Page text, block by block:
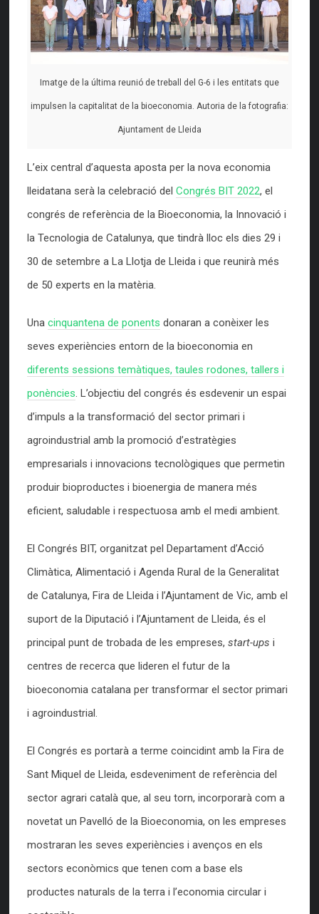
Imatge de la última reunió de treball del G-6 i les entitats que
impulsen la capitalitat de la bioeconomia. Autoria de la fotografia:
Ajuntament de Lleida
L’eix central d’aquesta aposta per la nova economia
lleidatana serà la celebració del Congrés BIT 2022, el
congrés de referència de la Bioeconomia, la Innovació i
la Tecnologia de Catalunya, que tindrà lloc els dies 29 i
30 de setembre a La Llotja de Lleida i que reunirà més
de 50 experts en la matèria.
Una cinquantena de ponents donaran a conèixer les
seves experiències entorn de la bioeconomia en
diferents sessions temàtiques, taules rodones, tallers i
ponències. L’objectiu del congrés és esdevenir un espai
d’impuls a la transformació del sector primari i
agroindustrial amb la promoció d’estratègies
empresarials i innovacions tecnològiques que permetin
produir bioproductes i bioenergia de manera més
eficient, saludable i respectuosa amb el medi ambient.
El Congrés BIT, organitzat pel Departament d’Acció
Climàtica, Alimentació i Agenda Rural de la Generalitat
de Catalunya, Fira de Lleida i l’Ajuntament de Vic, amb el
suport de la Diputació i l’Ajuntament de Lleida, és el
principal punt de trobada de les empreses, start-ups i
centres de recerca que lideren el futur de la
bioeconomia catalana per transformar el sector primari
i agroindustrial.
El Congrés es portarà a terme coincidint amb la Fira de
Sant Miquel de Lleida, esdeveniment de referència del
sector agrari català que, al seu torn, incorporarà com a
novetat un Pavelló de la Bioeconomia, on les empreses
mostraran les seves experiències i avenços en els
sectors econòmics que tenen com a base els
productes naturals de la terra i l’economia circular i